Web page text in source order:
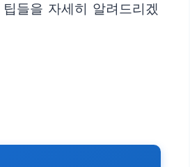
들을 자세히 알려드리겠